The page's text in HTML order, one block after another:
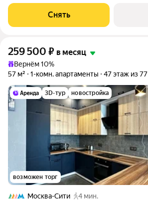
Стиральная машина Холодильник Кондиционер
Микроволновка Дом - кирпичный, окна
Снять
259 500 ₽ в месяц
Вернём 10%
57 м²
1-комн. апартаменты 47 этаж из 77
3D-тур новостройка
возможен торг
Москва-Сити
4 мин.